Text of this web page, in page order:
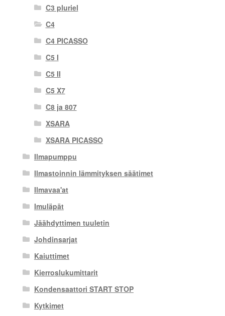
C3 pluriel
C4
C4 PICASSO
C5 I
C5 II
C5 X7
C8 ja 807
XSARA
XSARA PICASSO
Ilmapumppu
Ilmastoinnin lämmityksen säätimet
Ilmavaa'at
Imuläpät
Jäähdyttimen tuuletin
Johdinsarjat
Kaiuttimet
Kierroslukumittarit
Kondensaattori START STOP
Kytkimet